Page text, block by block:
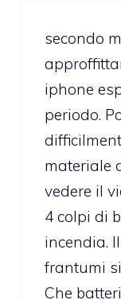
secondo
iphone
periodo.
materiale
vedere il
4 colpi di
incendia.
frantumi
Che